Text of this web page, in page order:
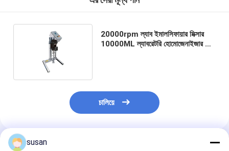
20000rpm ল্যাব ইমালসিফায়ার মিক্সার
10000ML ল্যাবরেটরি হোমোজেনাইজার হাই
চালিয়ে
প্রস্তাবিত পণ্য
susan